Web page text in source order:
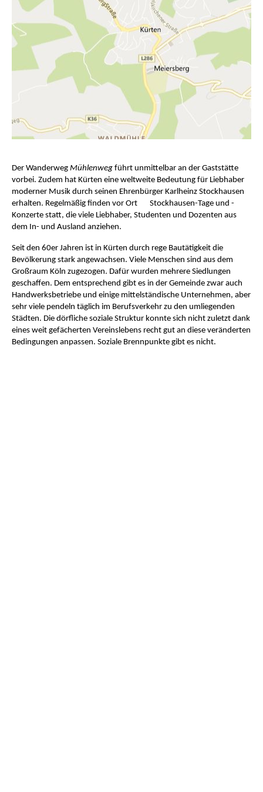
Der Wanderweg Mühlenweg führt unmittelbar an der Gaststätte
vorbei. Zudem hat Kürten eine weltweite Bedeutung für Liebhaber
moderner Musik durch seinen Ehrenbürger Karlheinz Stockhausen
erhalten. Regelmäßig finden vor Ort Stockhausen-Tage und -
Konzerte statt, die viele Liebhaber, Studenten und Dozenten aus
dem In- und Ausland anziehen.
Seit den 60er Jahren ist in Kürten durch rege Bautätigkeit die
Bevölkerung stark angewachsen. Viele Menschen sind aus dem
Großraum Köln zugezogen. Dafür wurden mehrere Siedlungen
geschaffen. Dem entsprechend gibt es in der Gemeinde zwar auch
Handwerksbetriebe und einige mittelständische Unternehmen, aber
sehr viele pendeln täglich im Berufsverkehr zu den umliegenden
Städten. Die dörfliche soziale Struktur konnte sich nicht zuletzt dank
eines weit gefächerten Vereinslebens recht gut an diese veränderten
Bedingungen anpassen. Soziale Brennpunkte gibt es nicht.